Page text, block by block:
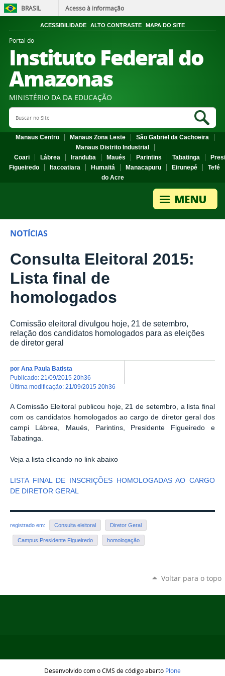
BRASIL Acesso à informação
ACESSIBILIDADE ALTO CONTRASTE MAPA DO SITE
Portal do
Instituto Federal do
Amazonas
MINISTÉRIO DA DA EDUCAÇÃO
Search Site
Manaus Centro Manaus Zona Leste
São Gabriel da Cachoeira
Manaus Distrito Industrial
Coari
Lábrea Iranduba Maués Parintins Tabatinga
Figueiredo
Itacoatiara Humaitá Manacapuru Eirunepé
Tefé
do Acre
NOTÍCIAS
Consulta Eleitoral 2015:
Lista final de
homologados
Comissão eleitoral divulgou hoje, 21 de setembro,
relação dos candidatos homologados para as eleições
de diretor geral
por Ana Paula Batista
publicado: 21/09/2015 20h36
última modificação: 21/09/2015 20h36
A Comissão Eleitoral publicou hoje, 21 de setembro, a lista final
com os candidatos homologados ao cargo de diretor geral dos
campi Lábrea, Maués, Parintins, Presidente Figueiredo e
Tabatinga.
Veja a lista clicando no link abaixo
LISTA FINAL DE INSCRIÇÕES HOMOLOGADAS AO CARGO
DE DIRETOR GERAL
registrado em: Consulta eleitoral Diretor Geral
Campus Presidente Figueiredo homologação
Voltar para o topo
Desenvolvido com o CMS de código aberto Plone